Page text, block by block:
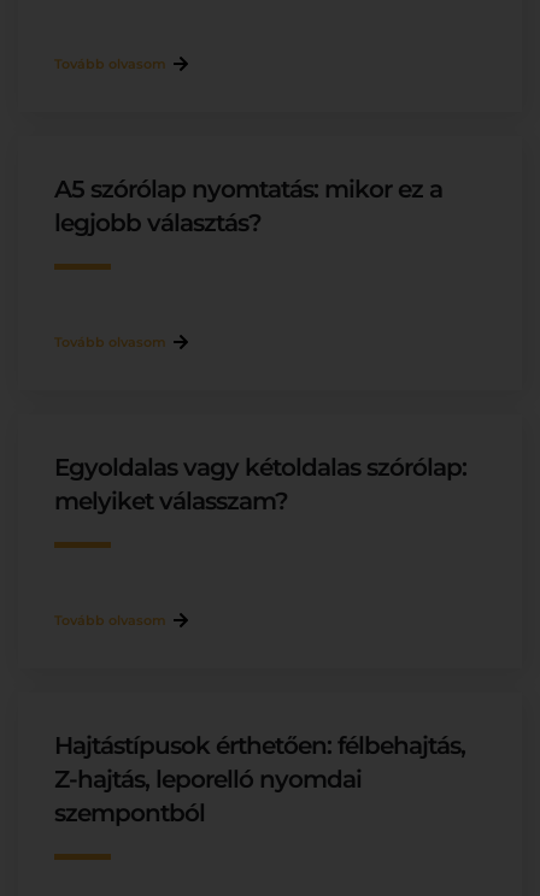
Tovább olvasom
A5 szórólap nyomtatás: mikor ez a
legjobb választás?
Tovább olvasom
Egyoldalas vagy kétoldalas szórólap:
melyiket válasszam?
Tovább olvasom
Hajtástípusok érthetően: félbehajtás,
Z-hajtás, leporelló nyomdai
szempontból